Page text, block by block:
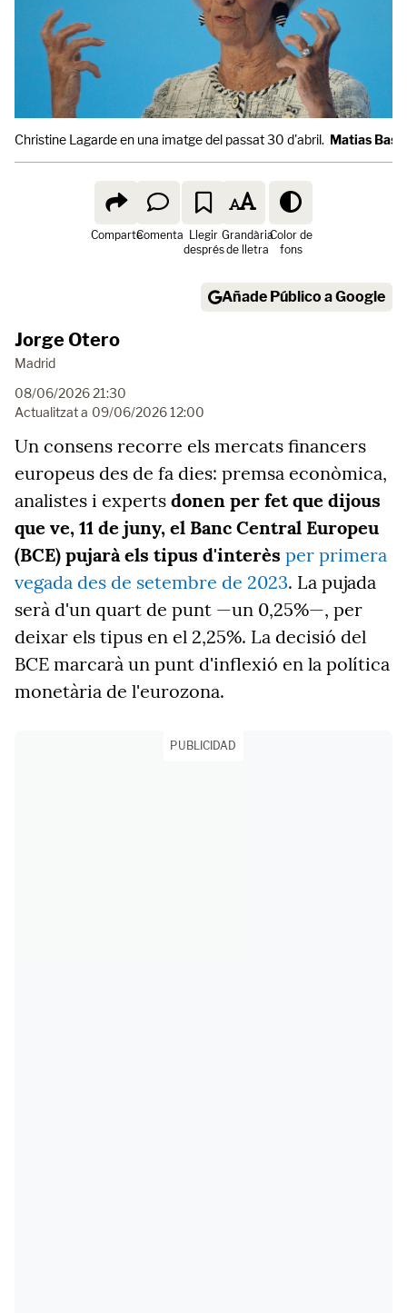
Christine Lagarde en una imatge del passat 30 d'abril. Matias
ComparteComenta Llegir
després
Grandària
de lletra
Color de
fons
Añade Público a Google
Jorge Otero
Madrid
08/06/2026 21:30
Actualitzat a 09/06/2026 12:00
Un consens recorre els mercats financers
europeus des de fa dies: premsa econòmica,
analistes i experts donen per fet que dijous
que ve, 11 de juny, el Banc Central Europeu
(BCE) pujarà els tipus d'interès per primera
vegada des de setembre de 2023. La pujada
serà d'un quart de punt —un 0,25%—, per
deixar els tipus en el 2,25%. La decisió del
BCE marcarà un punt d'inflexió en la política
monetària de l'eurozona.
PUBLICIDAD